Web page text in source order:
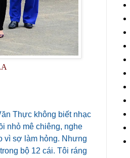
Thực không biết nhạc
nhỏ mê chiêng, nghe
vì sợ làm hỏng. Nhưng
bộ 12 cái. Tôi ráng